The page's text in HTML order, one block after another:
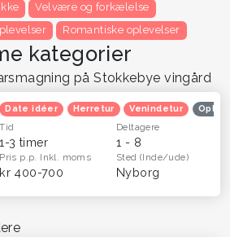
Velvære og forkælelse
Romantiske oplevelser
kategorier
på Stokkebye vingård
Date idéer Herretur Venindetur
Tid
1-3 timer
Deltagere
1 - 8
Pris p.p. Inkl. moms
kr 400-700
Sted(Inde/ude)
Nyborg